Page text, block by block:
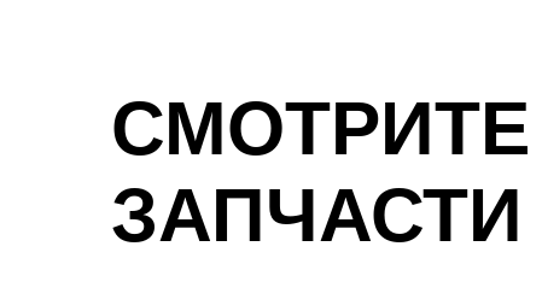
ЗАПЧАСТИ